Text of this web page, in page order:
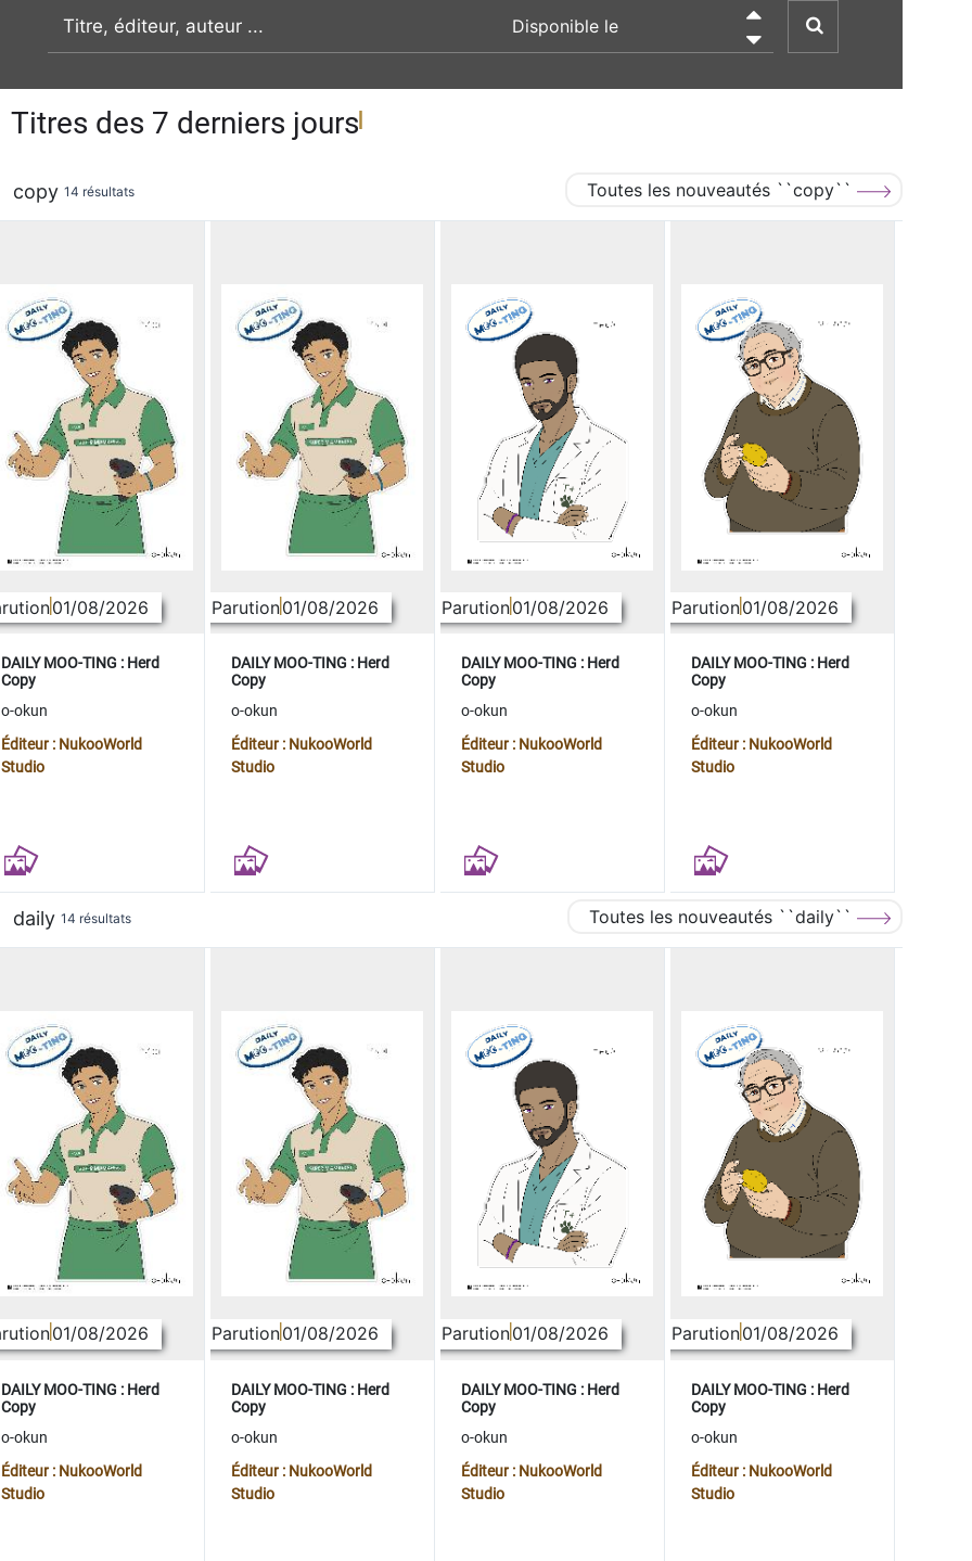
recherche par mot clé

Titres des 7 derniers jours
copy 14 résultats Toutes les nouveautés ``copy``
01/08/2026
DAILY MOO-TING : Herd
Copy
o-okun
Éditeur : NukooWorld
Studio
Parution01/08/2026
DAILY MOO-TING : Herd
Copy
o-okun
Éditeur : NukooWorld
Studio
Parution01/08/2026
DAILY MOO-TING : Herd
Copy
o-okun
Éditeur : NukooWorld
Studio
Parution01/08/2026
DAILY MOO-TING : Herd
Copy
o-okun
Éditeur : NukooWorld
Studio
daily 14 résultats Toutes les nouveautés ``daily``
01/08/2026
DAILY MOO-TING : Herd
Copy
o-okun
Éditeur : NukooWorld
Studio
Parution01/08/2026
DAILY MOO-TING : Herd
Copy
o-okun
Éditeur : NukooWorld
Studio
Parution01/08/2026
DAILY MOO-TING : Herd
Copy
o-okun
Éditeur : NukooWorld
Studio
Parution01/08/2026
DAILY MOO-TING : Herd
Copy
o-okun
Éditeur : NukooWorld
Studio